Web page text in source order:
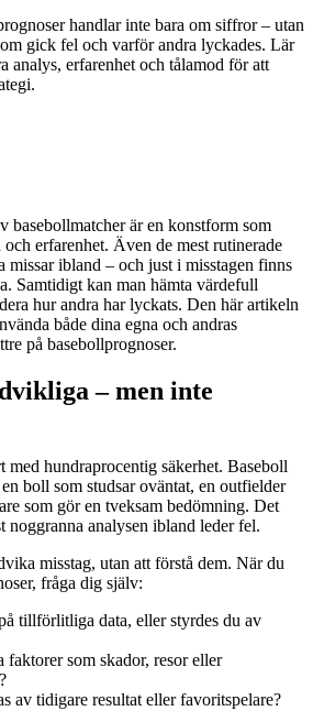
handlar inte bara om siffror – utan
gick fel och varför andra lyckades. Lär
analys, erfarenhet och tålamod för att
basebollmatcher är en konstform som
erfarenhet. Även de mest rutinerade
missar ibland – och just i misstagen finns
Samtidigt kan man hämta värdefull
hur andra har lyckats. Den här artikeln
både dina egna och andras
på basebollprognoser.
– men inte
med hundraprocentig säkerhet. Baseboll
boll som studsar oväntat, en outfielder
som gör en tveksam bedömning. Det
noggranna analysen ibland leder fel.
misstag, utan att förstå dem. När du
fråga dig själv:
tillförlitliga data, eller styrdes du av
faktorer som skador, resor eller
av tidigare resultat eller favoritspelare?